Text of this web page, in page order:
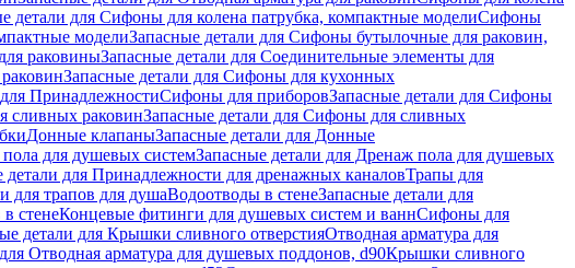
детали для Сифоны для колена патрубка, компактные моделиСифоны
моделиЗапасные детали для Сифоны бутылочные для раковин,
раковиныЗапасные детали для Соединительные элементы для
Запасные детали для Сифоны для кухонных
ПринадлежностиСифоны для приборовЗапасные детали для Сифоны
сливных раковинЗапасные детали для Сифоны для сливных
Донные клапаныЗапасные детали для Донные
для душевых системЗапасные детали для Дренаж пола для душевых
детали для Принадлежности для дренажных каналовТрапы для
для трапов для душаВодоотводы в стенеЗапасные детали для
стенеКонцевые фитинги для душевых систем и ваннСифоны для
детали для Крышки сливного отверстияОтводная арматура для
Отводная арматура для душевых поддонов, d90Крышки сливного